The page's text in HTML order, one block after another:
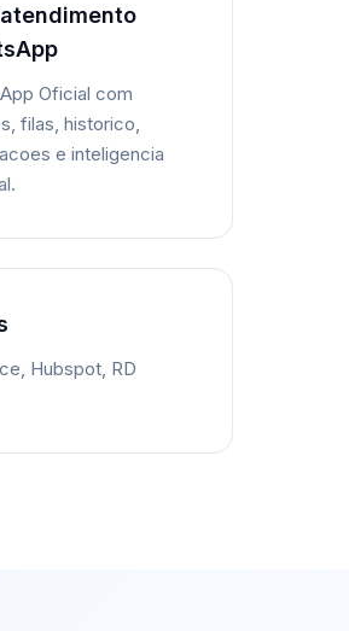
Oficial com
filas, historico,
e inteligencia
Hubspot, RD